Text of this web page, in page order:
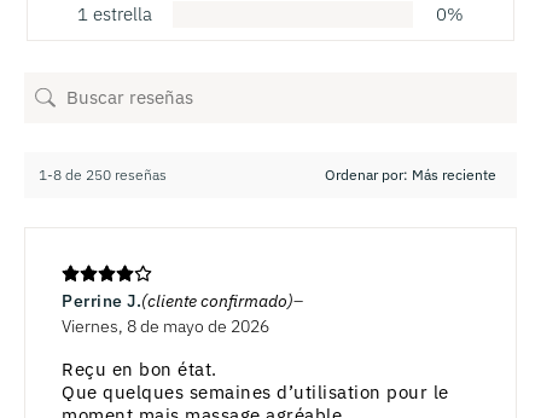
1 estrella
0%
1-8 de 250 reseñas
Perrine J.(cliente confirmado)
Viernes, 8 de mayo de 2026
Reçu en bon état.
Que quelques semaines d’utilisation pour le